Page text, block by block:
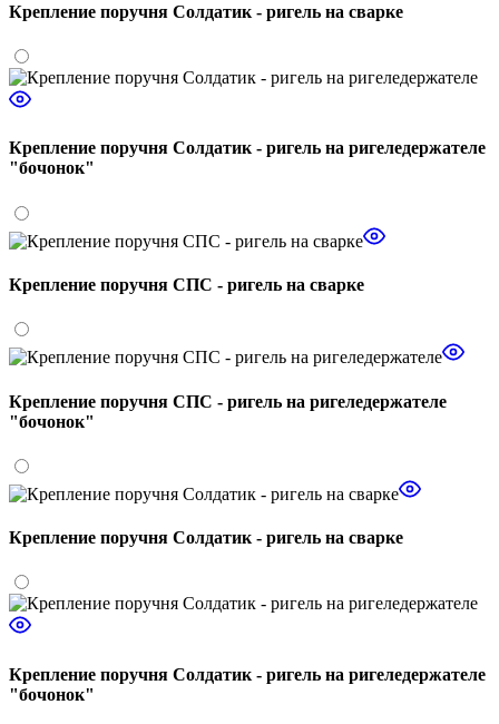
Крепление поручня Солдатик - ригель на сварке
Крепление поручня Солдатик - ригель на ригеледержателе
"бочонок"
Крепление поручня СПС - ригель на сварке
Крепление поручня СПС - ригель на ригеледержателе
"бочонок"
Крепление поручня Солдатик - ригель на сварке
Крепление поручня Солдатик - ригель на ригеледержателе
"бочонок"